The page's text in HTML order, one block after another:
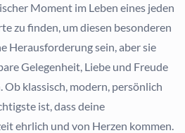
Moment im Leben eines jeden
zu finden, um diesen besonderen
Herausforderung sein, aber sie
Gelegenheit, Liebe und Freude
Ob klassisch, modern, persönlich
ist, dass deine
ehrlich und von Herzen kommen.